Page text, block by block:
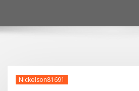
Nickelson81691